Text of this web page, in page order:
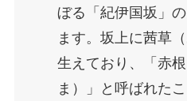
ぼる「紀伊国坂」
ます。坂上に茜草
生えており、「赤
ま）」と呼ばれた